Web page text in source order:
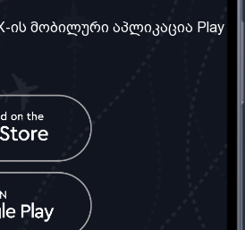
წესები და პირობები
კითხვები
სოციალური ქსელი
ის მობილური აპლიკაცია Play